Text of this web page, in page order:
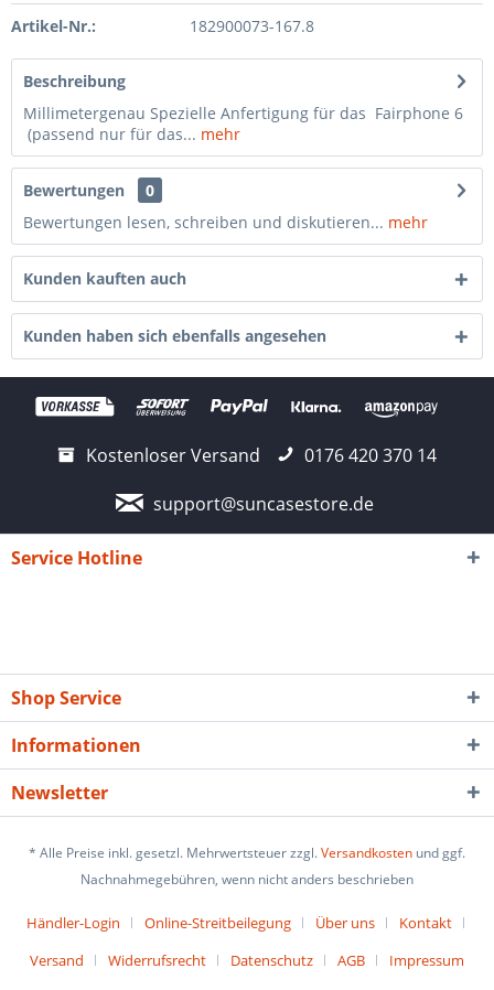
Artikel-Nr.: 182900073-167.8
Beschreibung
Millimetergenau Spezielle Anfertigung für das Fairphone 6
(passend nur für das... mehr
Bewertungen
0
Bewertungen lesen, schreiben und diskutieren... mehr
Kunden kauften auch
Kunden haben sich ebenfalls angesehen
Kostenloser Versand
0176 420 370 14
support@suncasestore.de
Service Hotline
Shop Service
Informationen
Newsletter
* Alle Preise inkl. gesetzl. Mehrwertsteuer zzgl.Versandkosten und ggf.
Nachnahmegebühren, wenn nicht anders beschrieben
Händler-Login Online-Streitbeilegung Über uns
Kontakt
Versand
Widerrufsrecht Datenschutz AGB Impressum